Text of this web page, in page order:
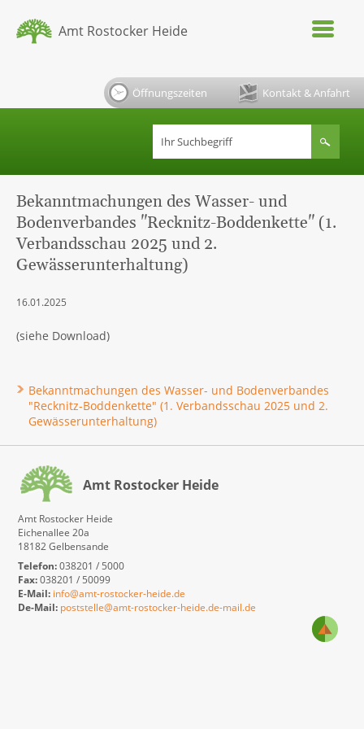
Amt Rostocker Heide
Öffnungszeiten Kontakt & Anfahrt
Bekanntmachungen des Wasser- und
Bodenverbandes "Recknitz-Boddenkette" (1.
Verbandsschau 2025 und 2.
Gewässerunterhaltung)
16.01.2025
(siehe Download)
Bekanntmachungen des Wasser- und Bodenverbandes
"Recknitz-Boddenkette" (1. Verbandsschau 2025 und 2.
Gewässerunterhaltung)
Amt Rostocker Heide
Amt Rostocker Heide
Eichenallee 20a
18182 Gelbensande
Telefon:038201 / 5000
Fax:038201 / 50099
E-Mail: info@amt-rostocker-heide.de
De-Mail: poststelle@amt-rostocker-heide.de-mail.de